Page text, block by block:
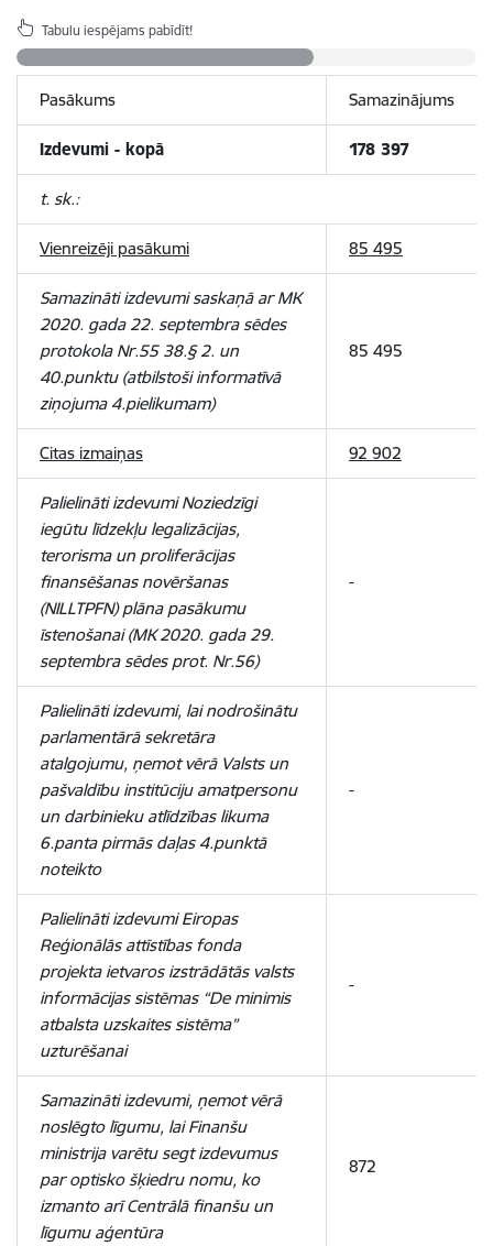
Tabulu iespējams pabīdīt!
Pasākums Samazinājums
Izdevumi - kopā 178 397
t. sk.:
Vienreizēji pasākumi 85 495
Samazināti izdevumi saskaņā ar MK
2020. gada 22. septembra sēdes
protokola Nr.55 38.§ 2. un
40.punktu (atbilstoši informatīvā
ziņojuma 4.pielikumam)
85 495
Citas izmaiņas 92 902
Palielināti izdevumi Noziedzīgi
iegūtu līdzekļu legalizācijas,
terorisma un proliferācijas
finansēšanas novēršanas
(NILLTPFN) plāna pasākumu
īstenošanai (MK 2020. gada 29.
septembra sēdes prot. Nr.56)
-
Palielināti izdevumi, lai nodrošinātu
parlamentārā sekretāra
atalgojumu, ņemot vērā Valsts un
pašvaldību institūciju amatpersonu
un darbinieku atlīdzības likuma
6.panta pirmās daļas 4.punktā
noteikto
-
Palielināti izdevumi Eiropas
Reģionālās attīstības fonda
projekta ietvaros izstrādātās valsts
informācijas sistēmas “De minimis
atbalsta uzskaites sistēma”
uzturēšanai
-
Samazināti izdevumi, ņemot vērā
noslēgto līgumu, lai Finanšu
ministrija varētu segt izdevumus
par optisko šķiedru nomu, ko
izmanto arī Centrālā finanšu un
līgumu aģentūra
872